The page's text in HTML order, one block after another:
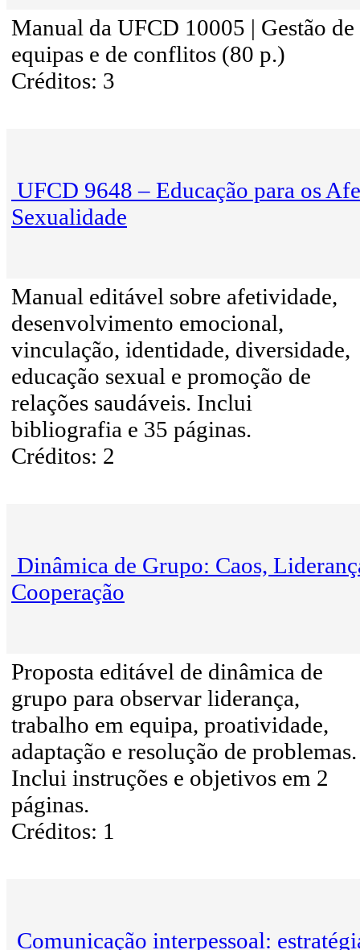
Manual da UFCD 10005 | Gestão de
equipas e de conflitos (80 p.)
Créditos: 3
UFCD 9648 – Educação para os
Sexualidade
Manual editável sobre afetividade,
desenvolvimento emocional,
vinculação, identidade, diversidade,
educação sexual e promoção de
relações saudáveis. Inclui
bibliografia e 35 páginas.
Créditos: 2
Dinâmica de Grupo: Caos,
Cooperação
Proposta editável de dinâmica de
grupo para observar liderança,
trabalho em equipa, proatividade,
adaptação e resolução de problemas.
Inclui instruções e objetivos em 2
páginas.
Créditos: 1
Comunicação interpessoal: